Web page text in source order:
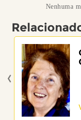
Nenhuma
‹